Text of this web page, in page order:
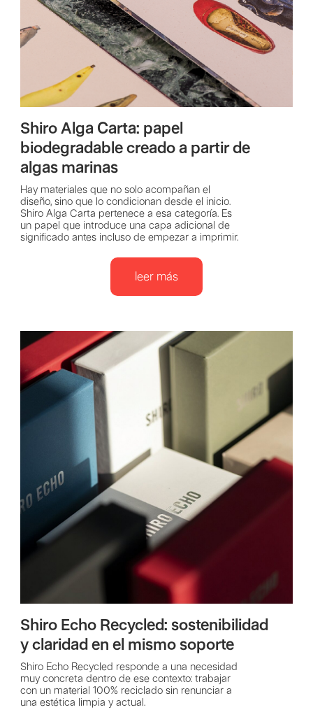
Shiro Alga Carta: papel
biodegradable creado a partir de
algas marinas
Hay materiales que no solo acompañan el
diseño, sino que lo condicionan desde el inicio.
Shiro Alga Carta pertenece a esa categoría. Es
un papel que introduce una capa adicional de
significado antes incluso de empezar a imprimir.
leer más
Shiro Echo Recycled: sostenibilidad
y claridad en el mismo soporte
Shiro Echo Recycled responde a una necesidad
muy concreta dentro de ese contexto: trabajar
con un material 100% reciclado sin renunciar a
una estética limpia y actual.